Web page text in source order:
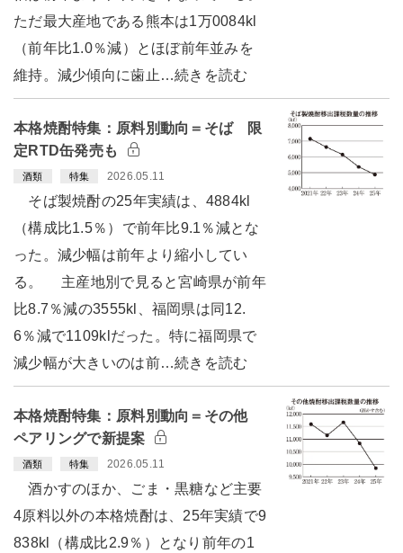
ただ最大産地である熊本は1万0084kl
（前年比1.0％減）とほぼ前年並みを
維持。減少傾向に歯止…続きを読む
本格焼酎特集：原料別動向＝そば 限
定RTD缶発売も
酒類 特集 2026.05.11
そば製焼酎の25年実績は、4884kl
（構成比1.5％）で前年比9.1％減とな
った。減少幅は前年より縮小してい
る。 主産地別で見ると宮崎県が前年
比8.7％減の3555kl、福岡県は同12.
6％減で1109klだった。特に福岡県で
減少幅が大きいのは前…続きを読む
本格焼酎特集：原料別動向＝その他
ペアリングで新提案
酒類 特集 2026.05.11
酒かすのほか、ごま・黒糖など主要
4原料以外の本格焼酎は、25年実績で9
838kl（構成比2.9％）となり前年の1